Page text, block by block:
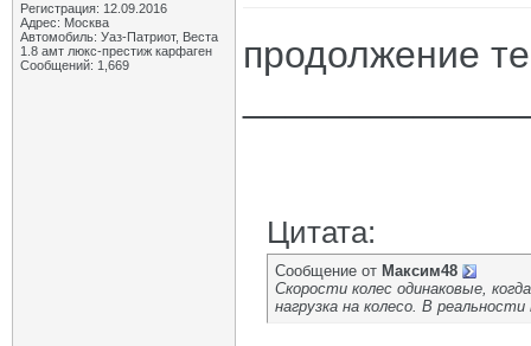
Регистрация: 12.09.2016
Адрес: Москва
Автомобиль: Уаз-Патриот, Веста
1.8 амт люкс-престиж карфаген
Сообщений: 1,669
продолжение
Цитата:
Сообщение от Максим48
Скорости колес одинаковые,
нагрузка на колесо. В